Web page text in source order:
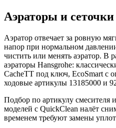
Аэраторы и
Аэратор отвечает за ровную
напор при нормальном
чистить или менять аэратор. В
аэраторы Hansgrohe:
CacheTT под ключ, EcoSmart с
ходовые артикулы 13185000 и
Подбор по артикулу смесителя
моделей с QuickClean налёт
временем требуют замены